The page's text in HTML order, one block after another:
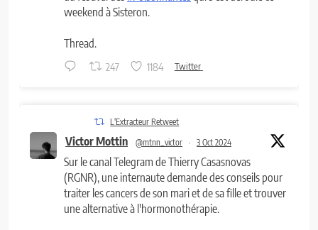
weekend à Sisteron.
Thread.
247 1184 Twitter
L'Extracteur Retweet
Victor Mottin @mtnn_victor · 3 Oct 2024
Sur le canal Telegram de Thierry Casasnovas
(RGNR), une internaute demande des conseils pour
traiter les cancers de son mari et de sa fille et trouver
une alternative à l'hormonothérapie.